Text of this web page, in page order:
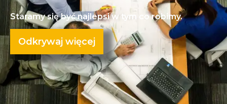
Staramy się być najlepsi w tym co robimy.
Odkrywaj więcej